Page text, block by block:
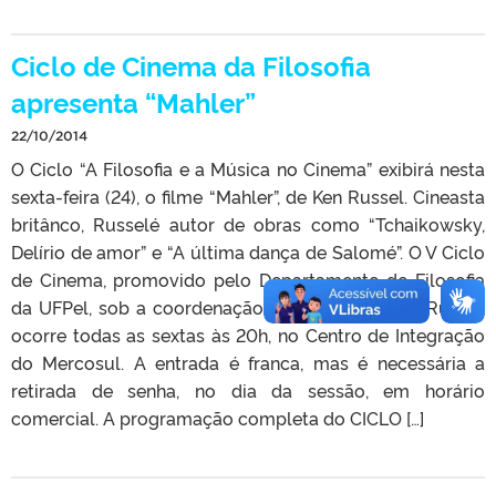
Ciclo de Cinema da Filosofia
apresenta “Mahler”
22/10/2014
O Ciclo “A Filosofia e a Música no Cinema” exibirá nesta
sexta-feira (24), o filme “Mahler”, de Ken Russel. Cineasta
britânco, Russelé autor de obras como “Tchaikowsky,
Delírio de amor” e “A última dança de Salomé”. O V Ciclo
de Cinema, promovido pelo Departamento de Filosofia
da UFPel, sob a coordenação do professor Luís Rubira,
ocorre todas as sextas às 20h, no Centro de Integração
do Mercosul. A entrada é franca, mas é necessária a
retirada de senha, no dia da sessão, em horário
comercial. A programação completa do CICLO […]